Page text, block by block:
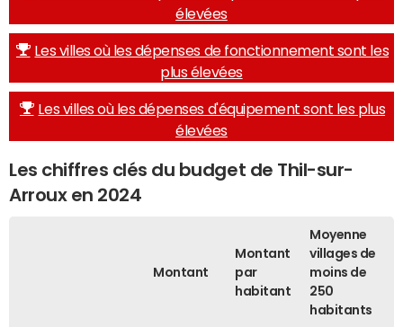
élevées
Les villes où les dépenses de fonctionnement sont les
plus élevées
Les villes où les dépenses d'équipement sont les plus
élevées
Les chiffres clés du budget de Thil-sur-
Arroux en 2024
Montant
Montant
par
habitant
Moyenne
villages de
moins de
250
habitants